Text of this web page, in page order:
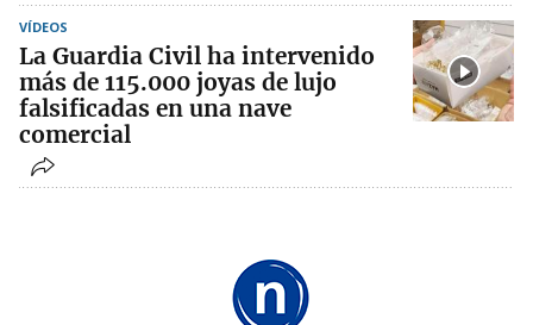
VÍDEOS
La Guardia Civil ha intervenido
más de 115.000 joyas de lujo
falsificadas en una nave
comercial